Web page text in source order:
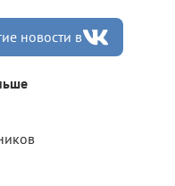
новости в